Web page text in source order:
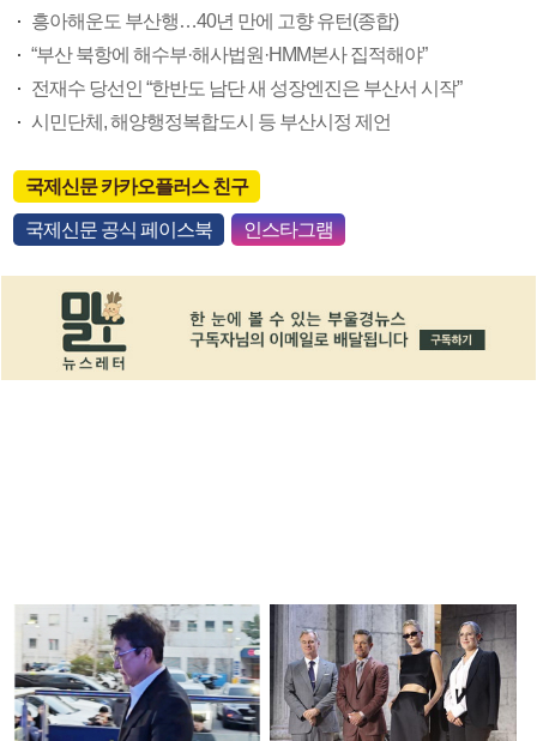
흥아해운도 부산행…40년 만에 고향 유턴(종합)
“부산 북항에 해수부·해사법원·HMM본사 집적해야”
전재수 당선인 “한반도 남단 새 성장엔진은 부산서 시작”
시민단체, 해양행정복합도시 등 부산시정 제언
국제신문 카카오플러스 친구
국제신문 공식 페이스북 인스타그램